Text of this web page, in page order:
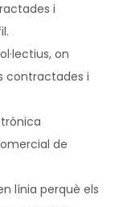
i
on
contractades i
de
línia perquè els